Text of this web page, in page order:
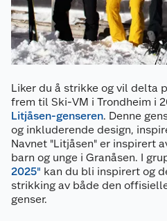
Liker du å strikke og vil delta
frem til Ski-VM i Trondheim i
Litjåsen-genseren. Denne
og inkluderende design,
Navnet "Litjåsen" er inspirert
barn og unge i Granåsen. I
2025" kan du bli inspirert og
strikking av både den
genser.